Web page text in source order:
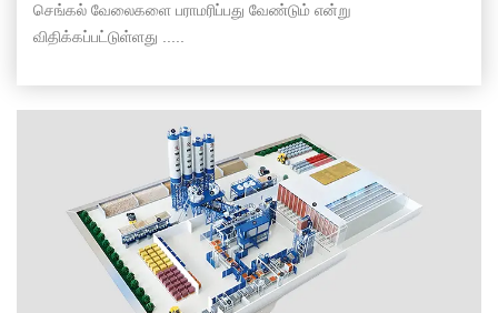
செங்கல் வேலைகளை பராமரிப்பது வேண்டும் என்று
விதிக்கப்பட்டுள்ளது .....